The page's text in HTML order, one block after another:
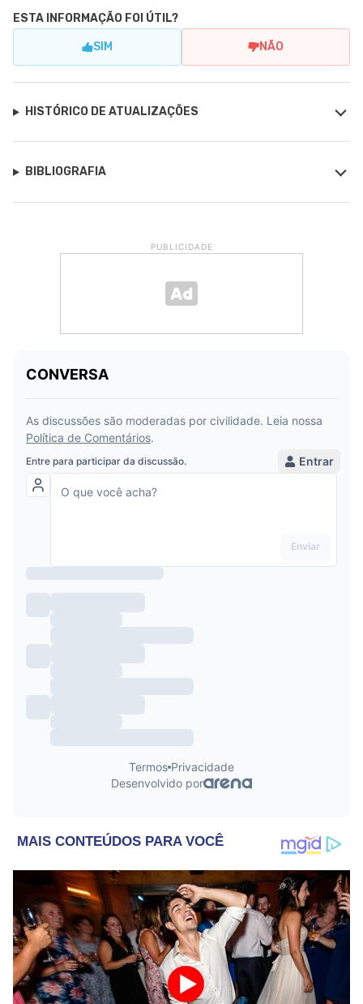
ESTA INFORMAÇÃO FOI ÚTIL?
SIM NÃO
HISTÓRICO DE ATUALIZAÇÕES
BIBLIOGRAFIA
PUBLICIDADE